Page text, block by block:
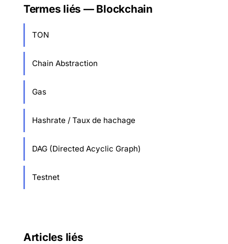
Termes liés — Blockchain
TON
Chain Abstraction
Gas
Hashrate / Taux de hachage
DAG (Directed Acyclic Graph)
Testnet
Articles liés